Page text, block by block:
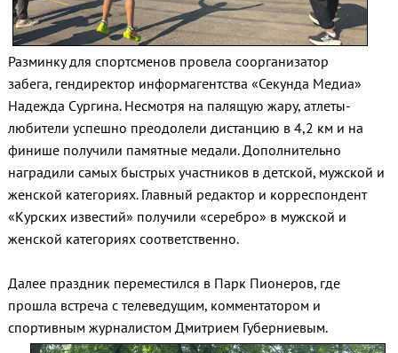
Разминку для спортсменов провела соорганизатор
забега, гендиректор информагентства «Секунда Медиа»
Надежда Сургина. Несмотря на палящую жару, атлеты-
любители успешно преодолели дистанцию в 4,2 км и на
финише получили памятные медали. Дополнительно
наградили самых быстрых участников в детской, мужской и
женской категориях. Главный редактор и корреспондент
«Курских известий» получили «серебро» в мужской и
женской категориях соответственно.
Далее праздник переместился в Парк Пионеров, где
прошла встреча с телеведущим, комментатором и
спортивным журналистом Дмитрием Губерниевым.